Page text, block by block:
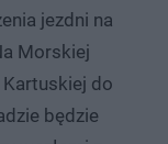
jezdni na
Morskiej
do
będzie